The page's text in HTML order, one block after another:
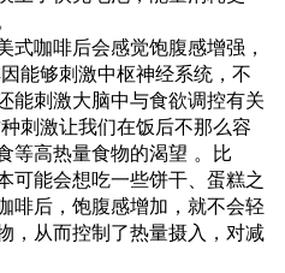
式咖啡后会感觉饱腹感增强，
能够刺激中枢神经系统，不
能刺激大脑中与食欲调控有关
刺激让我们在饭后不那么容
等高热量食物的渴望 。比
可能会想吃一些饼干、蛋糕之
啡后，饱腹感增加，就不会轻
，从而控制了热量摄入，对减